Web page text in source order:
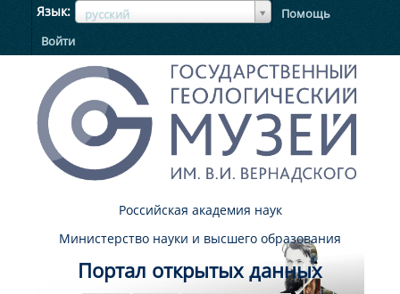
Язык русский
ЯзыкЯзык
Помощь
Войти
Российская академия наук
Министерство науки и высшего образования
Портал открытых данных